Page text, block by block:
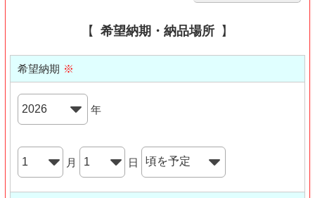
希望納期・納品場所
希望納期 ※
年
月 日